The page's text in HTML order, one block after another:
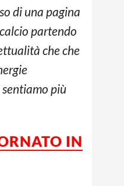
di una pagina
partendo
che che
più
IN